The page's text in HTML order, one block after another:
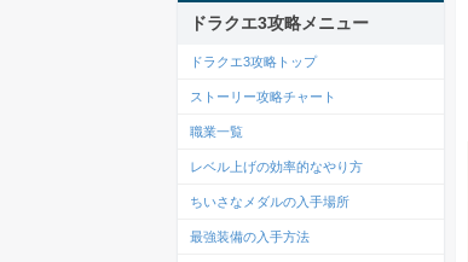
ドラクエ3攻略メニュー
ドラクエ3攻略トップ
ストーリー攻略チャート
職業一覧
レベル上げの効率的なやり方
ちいさなメダルの入手場所
最強装備の入手方法